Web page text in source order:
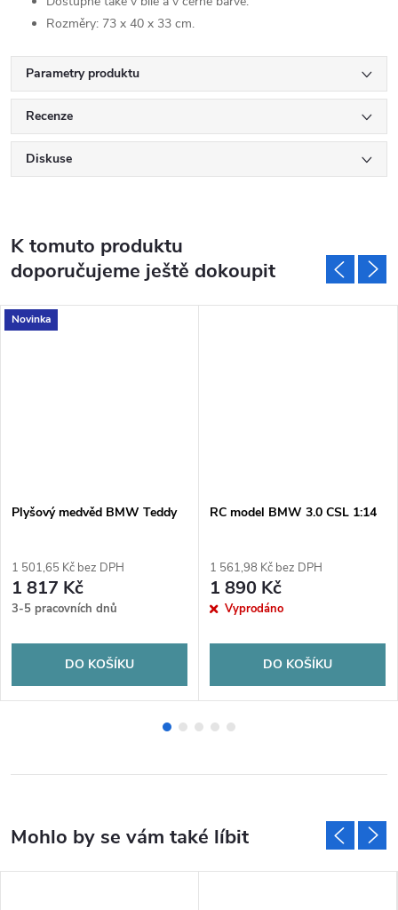
Rozměry: 73 x 40 x 33 cm.
Parametry produktu
Recenze
Diskuse
K tomuto produktu
doporučujeme ještě dokoupit
Novinka
Plyšový medvěd BMW Teddy
1 501,65 Kč bez DPH
1 817 Kč
3-5 pracovních dnů
DO KOŠÍKU
RC model BMW 3.0 CSL 1:14
1 561,98 Kč bez DPH
1 890 Kč
Vyprodáno
DO KOŠÍKU